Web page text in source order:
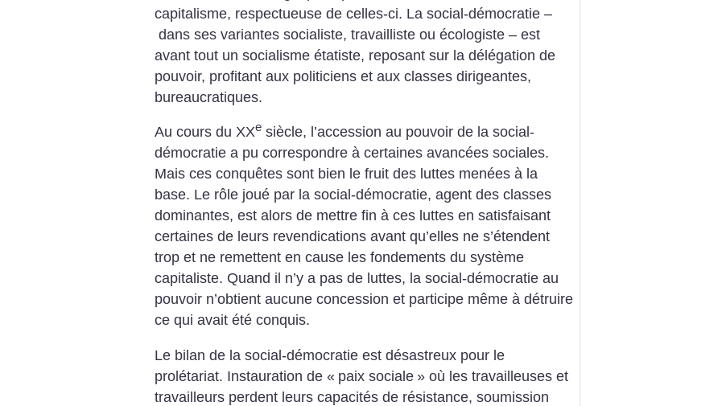
capitalisme, respectueuse de ­celles-ci. La social-démocratie –
dans ses variantes socialiste, travailliste ou écologiste – est
avant tout un socialisme étatiste, reposant sur la délégation de
pouvoir, profitant aux politiciens et aux classes dirigeantes,
bureaucratiques.
Au cours du XXe siècle, l’accession au pouvoir de la social-
démocratie a pu correspondre à certaines avancées sociales.
Mais ces con­quêtes sont bien le fruit des luttes menées à la
base. Le rôle joué par la social-démocratie, agent des classes
dominantes, est alors de mettre fin à ces luttes en satisfaisant
certaines de leurs revendications avant qu’elles ne s’étendent
trop et ne remettent en cause les fondements du système
capitaliste. Quand il n’y a pas de luttes, la social-démocratie au
pouvoir n’obtient aucune concession et participe même à détruire
ce qui avait été conquis.
Le bilan de la social-démocratie est désastreux pour le
prolétariat. Instauration de « paix sociale » où les travailleuses et
travailleurs perdent leurs capacités de résistance, soumission